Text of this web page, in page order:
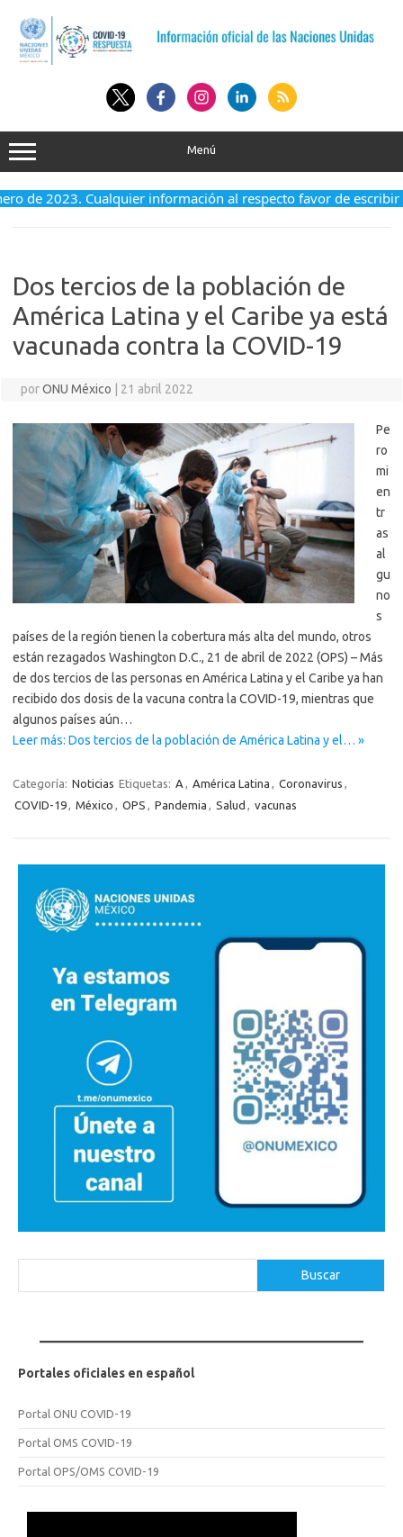
contenido
Menú
de 2023. Cualquier información al respecto favor de escribir
Dos tercios de la población de
América Latina y el Caribe ya está
vacunada contra la COVID-19
porONU México 21 abril 2022
Pe
ro
mi
en
tr
as
al
gu
no
s
países de la región tienen la cobertura más alta del mundo, otros
están rezagados Washington D.C., 21 de abril de 2022 (OPS) – Más
de dos tercios de las personas en América Latina y el Caribe ya han
recibido dos dosis de la vacuna contra la COVID-19, mientras que
algunos países aún…
Leer más: Dos tercios de la población de América Latina y el… »
Categoría: Noticias Etiquetas: A , América Latina , Coronavirus ,
COVID-19, México , OPS , Pandemia , Salud , vacunas
Buscar
Portales oficiales en español
Portal ONU COVID-19
Portal OMS COVID-19
Portal OPS/OMS COVID-19